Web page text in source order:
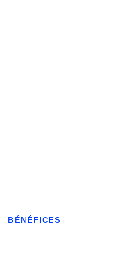
BÉNÉFICES